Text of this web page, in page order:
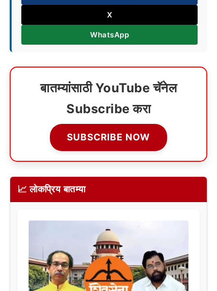
X
WhatsApp
बातम्यांसाठी YouTube चॅनेल
Subscribe करा
SUBSCRIBE NOW
📈 लोकप्रिय बातम्या